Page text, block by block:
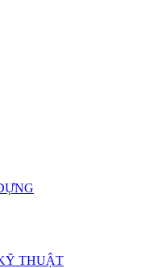
THUẬT